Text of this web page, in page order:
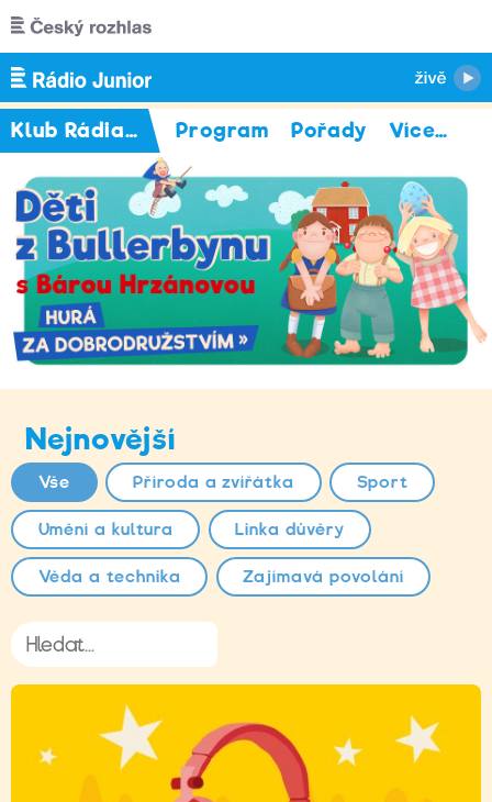
Přejít k hlavnímu obsahu
Klub Rádia Junior Program Pořady Více…
Nejnovější
Vše Příroda a zvířátka Sport
Umění a kultura Linka důvěry
Věda a technika Zajímavá povolání